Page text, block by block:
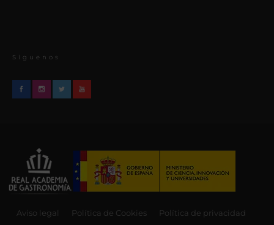
Síguenos
Aviso legal Política de Cookies Política de privacidad